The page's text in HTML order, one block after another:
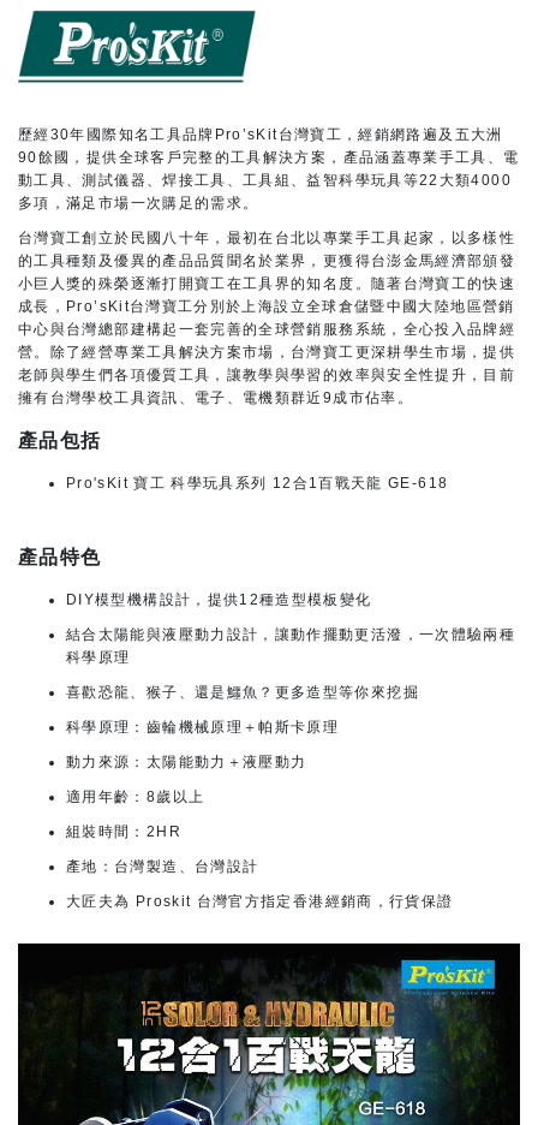
歷經30年國際知名工具品牌Pro’sKit台灣寶工，經銷網路遍及五大洲
90餘國，提供全球客戶完整的工具解決方案，產品涵蓋專業手工具、電
動工具、測試儀器、焊接工具、工具組、益智科學玩具等22大類4000
多項，滿足市場一次購足的需求。
台灣寶工創立於民國八十年，最初在台北以專業手工具起家，以多樣性
的工具種類及優異的產品品質聞名於業界，更獲得台澎金馬經濟部頒發
小巨人獎的殊榮逐漸打開寶工在工具界的知名度。隨著台灣寶工的快速
成長，Pro’sKit台灣寶工分別於上海設立全球倉儲暨中國大陸地區營銷
中心與台灣總部建構起一套完善的全球營銷服務系統，全心投入品牌經
營。除了經營專業工具解決方案市場，台灣寶工更深耕學生市場，提供
老師與學生們各項優質工具，讓教學與學習的效率與安全性提升，目前
擁有台灣學校工具資訊、電子、電機類群近9成市佔率。
產品包括
Pro'sKit 寶工 科學玩具系列 12合1百戰天龍 GE-618
產品特色
DIY模型機構設計，提供12種造型模板變化
結合太陽能與液壓動力設計，讓動作擺動更活潑，一次體驗兩種
科學原理
喜歡恐龍、猴子、還是鱷魚？更多造型等你來挖掘
科學原理：齒輪機械原理＋帕斯卡原理
動力來源：太陽能動力＋液壓動力
適用年齡：8歲以上
組裝時間：2HR
產地：台灣製造、台灣設計
大匠夫為 Proskit 台灣官方指定香港經銷商，行貨保證